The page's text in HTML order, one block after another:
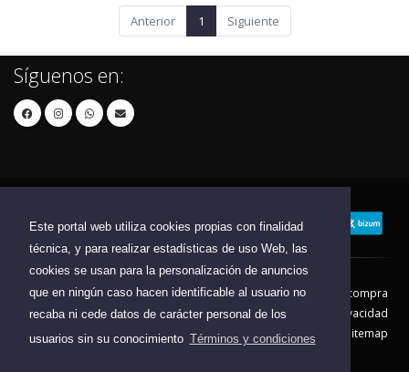
Este portal web utiliza cookies propias con finalidad
técnica, y para realizar estadísticas de uso Web, las
cookies se usan para la personalización de anuncios
que en ningún caso hacen identificable al usuario no
recaba ni cede datos de carácter personal de los
usuarios sin su conocimiento Términos y condiciones
Anterior 1 Siguiente
Síguenos en:
Contacto Aviso Legal
Condiciones de compra
Política de envíos
Política de devolución
Política de Privacidad
Política de Cookies
Sitemap